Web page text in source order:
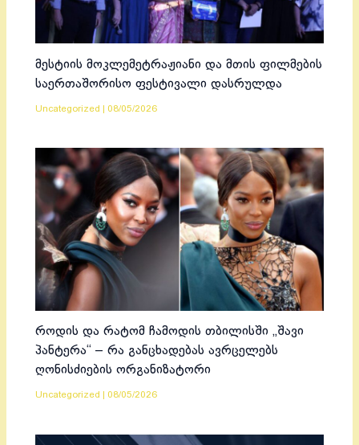
მესტიის მოკლემეტრაჟიანი და მთის ფილმების
საერთაშორისო ფესტივალი დასრულდა
Uncategorized 08/05/2026
როდის და რატომ ჩამოდის თბილისში „შავი
პანტერა“ – რა განცხადებას ავრცელებს
ღონისძიების ორგანიზატორი
Uncategorized 08/05/2026